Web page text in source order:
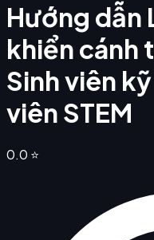
Hướng dẫn
khiển cánh
Sinh viên
viên STEM
0.0 ⭐